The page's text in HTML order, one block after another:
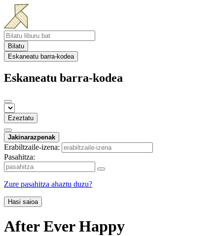
Bilatu
Eskaneatu barra-kodea
Eskaneatu barra-kodea
Ezeztatu
Jakinarazpenak
Erabiltzaile-izena:
Pasahitza:
Zure pasahitza ahaztu duzu?
Hasi saioa
After Ever Happy